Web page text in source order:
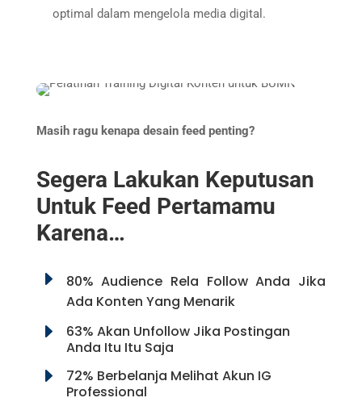
optimal dalam mengelola media digital.
Masih ragu kenapa desain feed penting?
Segera Lakukan Keputusan
Untuk Feed Pertamamu
Karena…
E
80% Audience Rela Follow Anda Jika
Ada Konten Yang Menarik
E
63% Akan Unfollow Jika Postingan
Anda Itu Itu Saja
E
72% Berbelanja Melihat Akun IG
Professional